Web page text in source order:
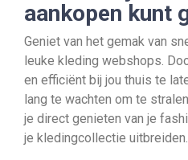
aankopen kunt
Geniet van het gemak van
leuke kleding webshops.
en efficiënt bij jou thuis te
lang te wachten om te
je direct genieten van je
je kledingcollectie uitbreiden.